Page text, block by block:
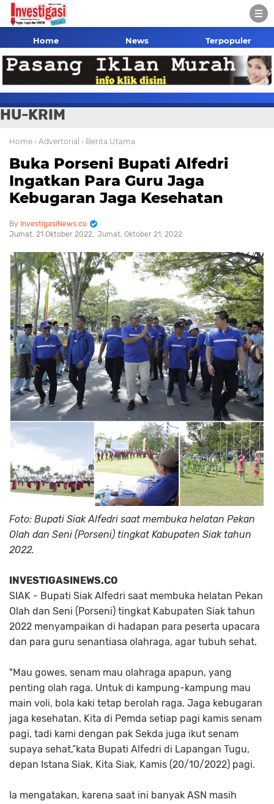
Home News Terpopuler
HU-KRIM
Home › Advertorial › Berita Utama
Buka Porseni Bupati Alfedri
Ingatkan Para Guru Jaga
Kebugaran Jaga Kesehatan
InvestigasiNews.co
Jumat, 21 Oktober 2022 Jumat, Oktober 21, 2022
Foto: Bupati Siak Alfedri saat membuka helatan Pekan
Olah dan Seni (Porseni) tingkat Kabupaten Siak tahun
2022.
INVESTIGASINEWS.CO
SIAK - Bupati Siak Alfedri saat membuka helatan Pekan
Olah dan Seni (Porseni) tingkat Kabupaten Siak tahun
2022 menyampaikan di hadapan para peserta upacara
dan para guru senantiasa olahraga, agar tubuh sehat.
"Mau gowes, senam mau olahraga apapun, yang
penting olah raga. Untuk di kampung-kampung mau
main voli, bola kaki tetap berolah raga. Jaga kebugaran
jaga kesehatan. Kita di Pemda setiap pagi kamis senam
pagi, tadi kami dengan pak Sekda juga ikut senam
supaya sehat,”kata Bupati Alfedri di Lapangan Tugu,
depan Istana Siak, Kita Siak, Kamis (20/10/2022) pagi.
Ia mengatakan, karena saat ini banyak ASN masih